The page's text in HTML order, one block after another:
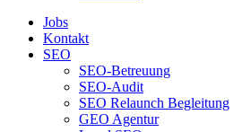
Jobs
Kontakt
SEO
SEO-Betreuung
SEO-Audit
SEO Relaunch Begleitung
GEO Agentur